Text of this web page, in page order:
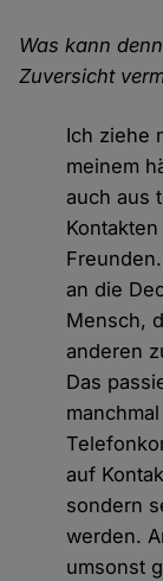
Was kann
Zuversicht
Ich ziehe
meinem
auch aus
an die
Mensch,
anderen
Das
auf
sondern
werden.
umsonst